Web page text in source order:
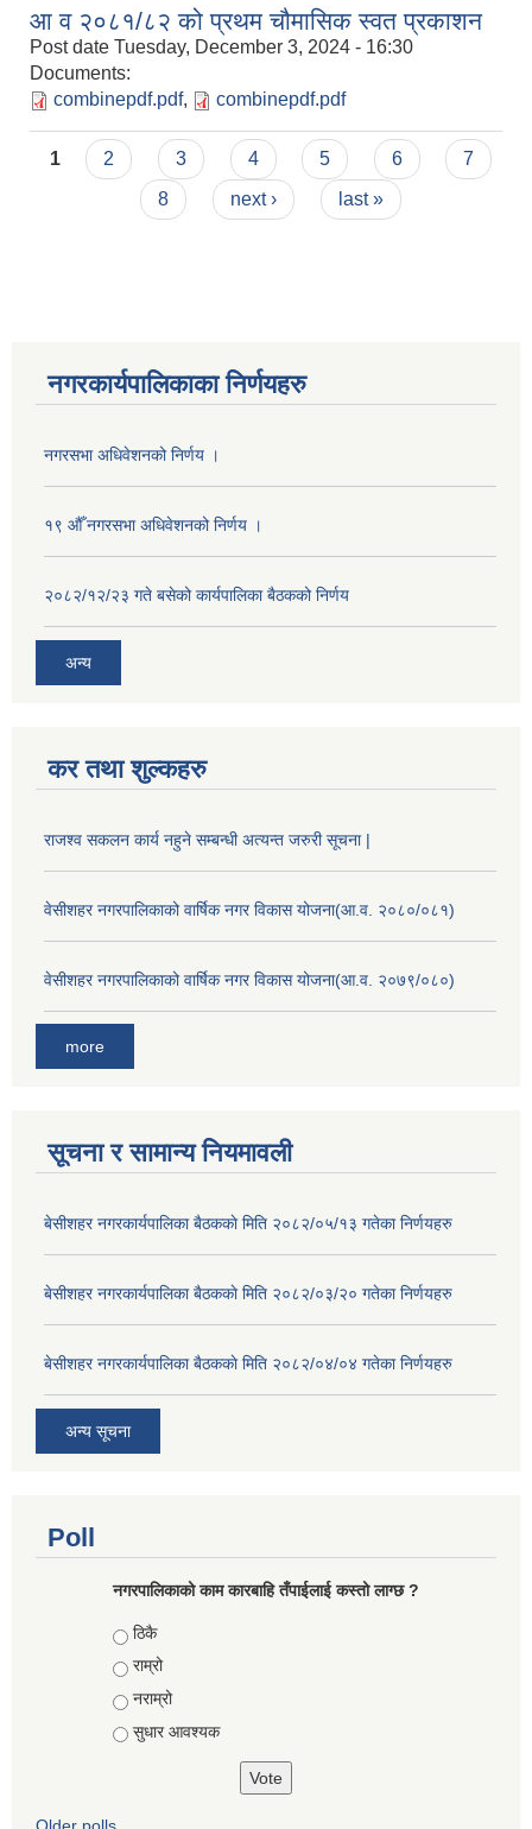
आ व २०८१/८२ को प्रथम चौमासिक स्वत प्रकाशन
Post date Tuesday, December 3, 2024 - 16:30
Documents:
combinepdf.pdf, combinepdf.pdf
Pages
1 2 3 4 5 6
7
8
next › last »
नगरकार्यपालिकाका निर्णयहरु
नगरसभा अधिवेशनको निर्णय ।
१९ औँ नगरसभा अधिवेशनको निर्णय ।
२०८२/१२/२३ गते बसेको कार्यपालिका बैठकको निर्णय
अन्य
कर तथा शुल्कहरु
राजश्व सकलन कार्य नहुने सम्बन्धी अत्यन्त जरुरी सूचना |
वेसीशहर नगरपालिकाको वार्षिक नगर विकास योजना(आ.व. २०८०/०८१)
वेसीशहर नगरपालिकाको वार्षिक नगर विकास योजना(आ.व. २०७९/०८०)
more
सूचना र सामान्य नियमावली
बे‍‍सीशहर नगरकार्यपालिका बैठककाे मिति २०८२/०५/१३ गतेका निर्णयहरु
बे‍‍सीशहर नगरकार्यपालिका बैठककाे मिति २०८२/०३/२० गतेका निर्णयहरु
बे‍‍सीशहर नगरकार्यपालिका बैठककाे मिति २०८२/०४/०४ गतेका निर्णयहरु
अन्य सूचना
Poll
नगरपालिकाको काम कारबाहि तँपाईलाई कस्तो लाग्छ ?
Choices
ठिकै
राम्रो
नराम्रो
सुधार आवश्यक
Older polls